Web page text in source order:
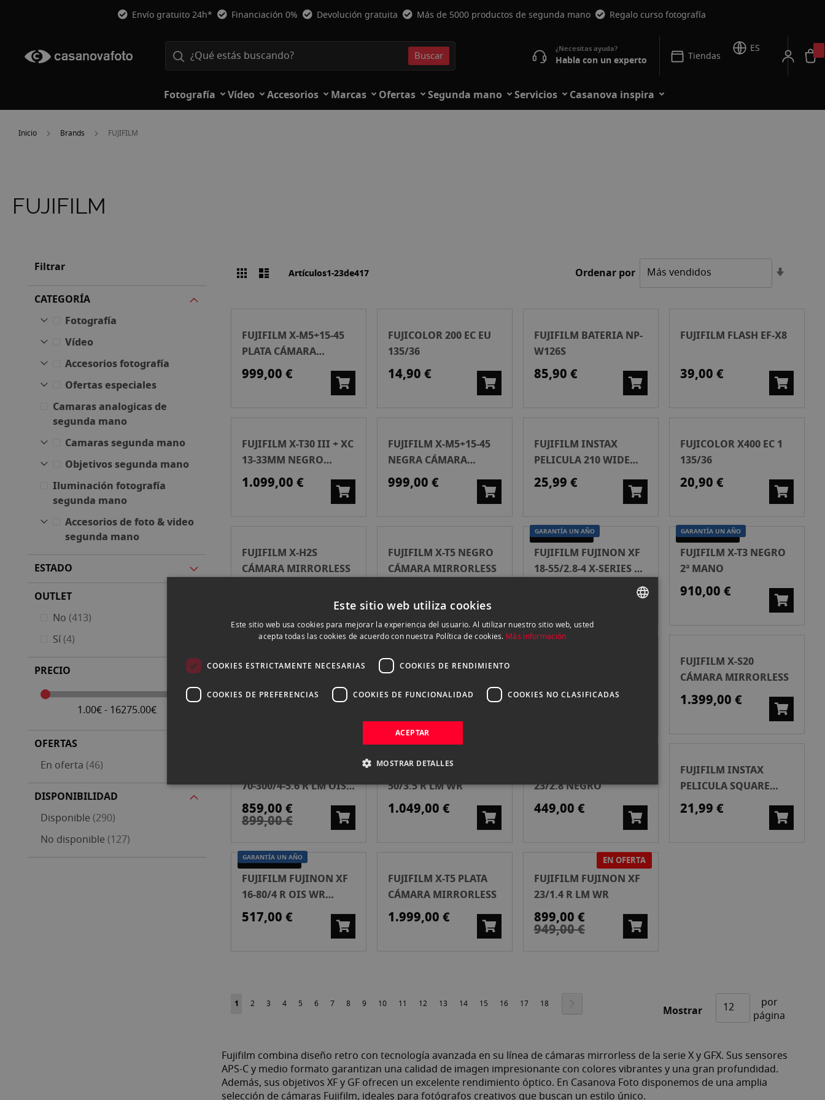
Envío gratuito 24h* Financiación 0% Devolución gratuita Más de 5000 productos de segunda mano Regalo curso fotografía
Buscar Habla con un experto Tiendas
ES
Fotografía Vídeo Accesorios Marcas Ofertas Segunda mano Servicios Casanova inspira
Inicio Brands FUJIFILM
FUJIFILM
VerParrillaListaArtículos1-23de417 Ordenar por
FUJIFILM X-M5+15-45
PLATA CÁMARA
MIRRORLESS
999,00 €
FUJICOLOR 200 EC EU
135/36
14,90 €
FUJIFILM BATERIA NP-
W126S
85,90 €
FUJIFILM FLASH EF-X8
39,00 €
FUJIFILM X-T30 III + XC
13-33MM NEGRO
CÁMARA MIRRORLESS
1.099,00 €
FUJIFILM X-M5+15-45
NEGRA CÁMARA
MIRRORLESS
999,00 €
FUJIFILM INSTAX
PELICULA 210 WIDE
2X1
25,99 €
FUJICOLOR X400 EC 1
135/36
20,90 €
FUJIFILM X-H2S
CÁMARA MIRRORLESS
FUJIFILM X-T5 NEGRO
CÁMARA MIRRORLESS
GARANTÍA UN AÑO
SEGUNDA MANO
FUJIFILM FUJINON XF
18-55/2.8-4 X-SERIES 2ª
GARANTÍA UN AÑO
SEGUNDA MANO
FUJIFILM X-T3 NEGRO
2ª MANO
910,00 €
FUJIFILM FUJINON XC
199,00 €
FUJIFILM X-E5 + X
F23/2.8 PLATA CÁMARA
MIRRORLESS
1.799,00 € 2.249,00 €
FUJIFILM X-S20
CÁMARA MIRRORLESS
1.399,00 €
70-300/4-5.6 R LM OIS
WR
859,00 €
899,00 €
FUJIFILM FUJINON GF
50/3.5 R LM WR
1.049,00 €
23/2.8 NEGRO
449,00 €
FUJIFILM INSTAX
PELICULA SQUARE
PACK 2 X 10
21,99 €
GARANTÍA UN AÑO
SEGUNDA MANO
FUJIFILM FUJINON XF
16-80/4 R OIS WR
BLACK 2ª MANO
517,00 €
FUJIFILM X-T5 PLATA
CÁMARA MIRRORLESS
1.999,00 €
EN OFERTA
FUJIFILM FUJINON XF
23/1.4 R LM WR
899,00 €
949,00 €
Página
Actualmente estás leyendo página
1 Página
2 Página
3 Página
4 Página
5 Página
6 Página
7 Página
8 Página
9 Página
10 Página
11 Página
12 Página
13 Página
14 Página
15 Página
16 Página
17 Página
18 Mostrar
por
página
Fujifilm combina diseño retro con tecnología avanzada en su línea de cámaras mirrorless de la serie X y GFX. Sus sensores
APS-C y medio formato garantizan una calidad de imagen impresionante con colores vibrantes y una gran profundidad.
Además, sus objetivos XF y GF ofrecen un excelente rendimiento óptico. En Casanova Foto disponemos de una amplia
selección de cámaras Fujifilm, ideales para fotógrafos creativos que buscan un estilo único.
Filtrar
CATEGORÍA
Fotografía
Vídeo
Accesorios fotografía
Ofertas especiales
Camaras analogicas de
segunda mano
Camaras segunda mano
Objetivos segunda mano
Iluminación fotografía
segunda mano
Accesorios de foto & video
segunda mano
ESTADO
OUTLET
No 413
artículos
Sí 4
artículos
PRECIO
1.00€ - 16275.00€
OFERTAS
En oferta 46
artículos
DISPONIBILIDAD
Disponible 290
artículos
No disponible 127
artículos
Este sitio web utiliza cookies
Este sitio web usa cookies para mejorar la experiencia del usuario. Al utilizar nuestro sitio web, usted
acepta todas las cookies de acuerdo con nuestra Política de cookies. Más información
COOKIES ESTRICTAMENTE NECESARIAS COOKIES DE RENDIMIENTO
COOKIES DE PREFERENCIAS COOKIES DE FUNCIONALIDAD COOKIES NO CLASIFICADAS
ACEPTAR
MOSTRAR DETALLES